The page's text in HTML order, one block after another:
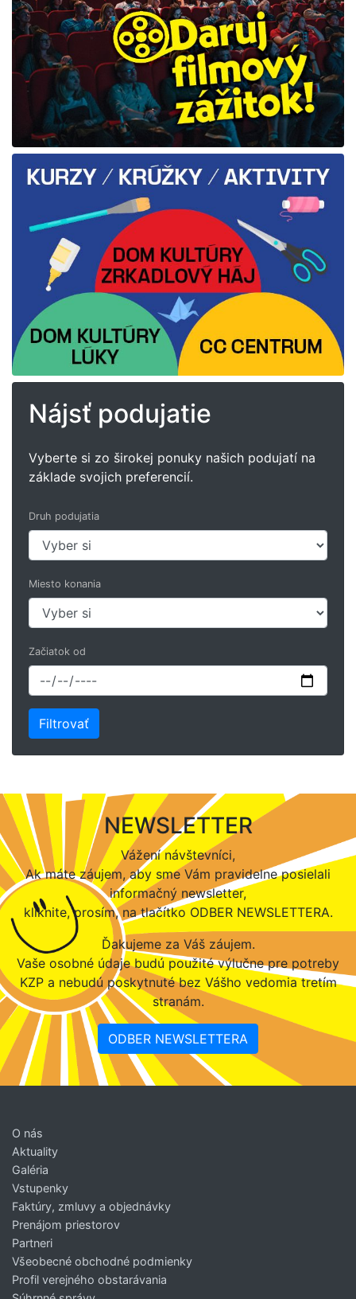
Nájsť podujatie
Vyberte si zo širokej ponuky našich podujatí na
základe svojich preferencií.
Druh podujatia
Miesto konania
Začiatok od
NEWSLETTER
Vážení návštevníci,
Ak máte záujem, aby sme Vám pravidelne posielali
informačný newsletter,
kliknite, prosím, na tlačítko ODBER NEWSLETTERA.
Ďakujeme za Váš záujem.
Vaše osobné údaje budú použité výlučne pre potreby
KZP a nebudú poskytnuté bez Vášho vedomia tretím
stranám.
ODBER NEWSLETTERA
O nás
Aktuality
Galéria
Vstupenky
Faktúry, zmluvy a objednávky
Prenájom priestorov
Partneri
Všeobecné obchodné podmienky
Profil verejného obstarávania